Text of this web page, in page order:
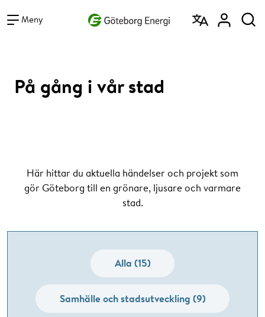
Meny
På gång i vår stad
Här hittar du aktuella händelser och projekt som
gör Göteborg till en grönare, ljusare och varmare
stad.
Alla (15)
Samhälle och stadsutveckling (9)